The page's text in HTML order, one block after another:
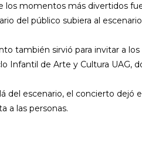
los momentos más divertidos
del público subiera al
también sirvió para invitar a
Infantil de Arte y Cultura UAG,
del escenario, el concierto dejó
a las personas.